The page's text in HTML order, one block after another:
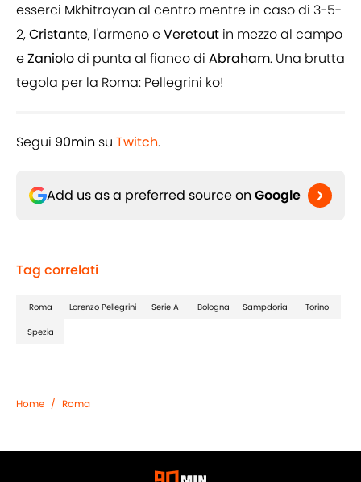
esserci Mkhitrayan al centro mentre in caso di 3-5-
2,Cristante, l'armeno eVeretout in mezzo al campo
eZaniolodi punta al fianco di Abraham. Una brutta
tegola per la Roma: Pellegrini ko!
Segui 90min su Twitch.
Add us as a preferred source on Google
Tag correlati
Roma Lorenzo Pellegrini Serie A Bologna Sampdoria Torino
Spezia
Home / Roma